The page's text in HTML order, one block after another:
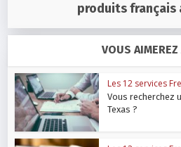
produits français
VOUS
Les 12 services
Vous recherchez
Texas ?